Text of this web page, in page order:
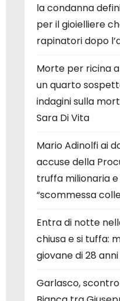
la condanna
per il gioielliere
rapinatori dopo
Morte per ricina
un quarto
indagini sulla
Sara Di Vita
Mario Adinolfi ai
accuse della
truffa milionaria e
“scommessa
Entra di notte
chiusa e si tuffa:
giovane di 28 anni
Garlasco,